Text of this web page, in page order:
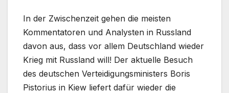
In der Zwischenzeit gehen die meisten
Kommentatoren und Analysten in Russland
davon aus, dass vor allem Deutschland wieder
Krieg mit Russland will! Der aktuelle Besuch
des deutschen Verteidigungsministers Boris
Pistorius in Kiew liefert dafür wieder die